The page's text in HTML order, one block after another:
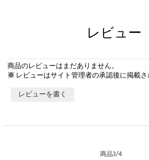
レビュー
商品のレビューはまだありません。
※ レビューはサイト管理者の承認後に掲載
レビューを書く
商品3/4